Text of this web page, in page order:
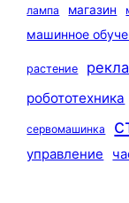
лампа
магазин
машинное
растение
робототехника
сервомашинка
управление